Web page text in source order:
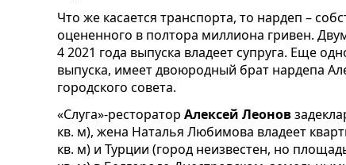
Что же касается транспорта, то нардеп –
оцененного в полтора миллиона гривен.
4 2021 года выпуска владеет супруга. Еще
выпуска, имеет двоюродный брат нардепа
городского совета.
«Слуга»-ресторатор Алексей Леонов
кв. м), жена Наталья Любимова владеет
кв. м) и Турции (город неизвестен, но